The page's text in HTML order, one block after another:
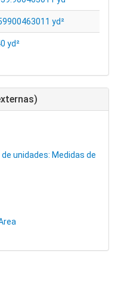
yd²
yd²
unidades: Medidas de